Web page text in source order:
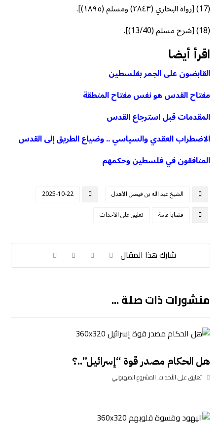
(17) [رواه البخاري (٢٨٤٣) ومسلم (١٨٩٥)].
(18) [شرح مسلم (13/40)].
اقرأ أيضا
القابضون على الجمر بفلسطين
مفتاح القدس هو نفس مفتاح المنطقة
المقدمات قبل استرجاع القدس
الاضطراب العقدي والسياسي .. وضياع الطريق إلى القدس
المنافقون في فلسطين وحكمهم
الشيخ عبد الله بن فيصل الأهدل
2025-10-22
قضايا عامة
تعليق على الأحداث
منشورات ذات صلة ...
هل الحكام مصدر قوة “إسرائيل”..؟
تعليق على الأحداث,المشروع الصهيوني